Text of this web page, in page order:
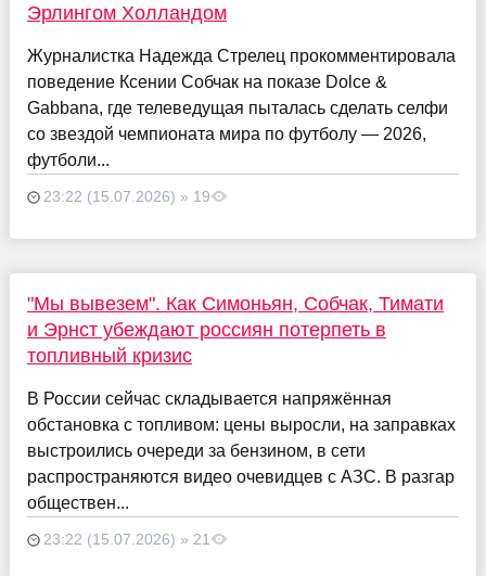
Эрлингом Холландом
Журналистка Надежда Стрелец прокомментировала
поведение Ксении Собчак на показе Dolce &
Gabbana, где телеведущая пыталась сделать селфи
со звездой чемпионата мира по футболу — 2026,
футболи...
23:22 (15.07.2026) » 19
"Мы вывезем". Как Симоньян, Собчак, Тимати
и Эрнст убеждают россиян потерпеть в
топливный кризис
В России сейчас складывается напряжённая
обстановка с топливом: цены выросли, на заправках
выстроились очереди за бензином, в сети
распространяются видео очевидцев с АЗС. В разгар
обществен...
23:22 (15.07.2026) » 21